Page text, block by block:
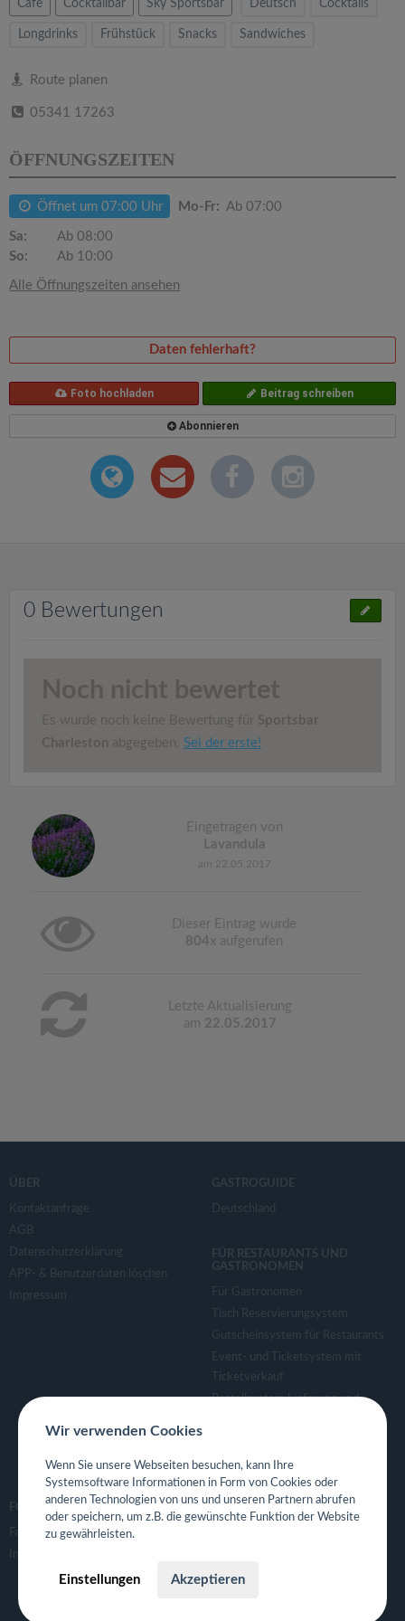
Cafe Cocktailbar Sky Sportsbar Deutsch Cocktails
Longdrinks Frühstück Snacks Sandwiches
Route planen
05341 17263
ÖFFNUNGSZEITEN
Öffnet um 07:00 Uhr Mo-Fr: Ab 07:00
Sa:
Ab 08:00
So:
Ab 10:00
Alle Öffnungszeiten ansehen
Daten fehlerhaft?
Foto hochladen Beitrag schreiben
Abonnieren
0 Bewertungen
Noch nicht bewertet
Es wurde noch keine Bewertung für Sportsbar
Charleston abgegeben. Sei der erste!
Eingetragen von
Lavandula
am 22.05.2017
Dieser Eintrag wurde
804x aufgerufen
Letzte Aktualisierung
am 22.05.2017
ÜBER
Kontaktanfrage
AGB
Datenschutzerklärung
APP- & Benutzerdaten löschen
Impressum
GASTROGUIDE
Deutschland
FÜR RESTAURANTS UND
GASTRONOMEN
Für Gastronomen
Tisch Reservierungsystem
Gutscheinsystem für Restaurants
Event- und Ticketsystem mit
Ticketverkauf
Bestellsystem Lieferung und
Eigene App für Restaurant
FOLGE UNS
Facebook
Instagram
Wir verwenden Cookies
Wenn Sie unsere Webseiten besuchen, kann Ihre
Systemsoftware Informationen in Form von Cookies oder
anderen Technologien von uns und unseren Partnern abrufen
oder speichern, um z.B. die gewünschte Funktion der Website
zu gewährleisten.
Einstellungen Akzeptieren
t
o
n